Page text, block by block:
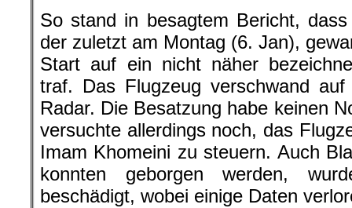
So stand in besagtem Bericht,
der zuletzt am Montag (6. Jan),
Start auf ein nicht näher
traf. Das Flugzeug verschwand
Radar. Die Besatzung habe keinen
versuchte allerdings noch, das
Imam Khomeini zu steuern. Auch
konnten geborgen werden,
beschädigt, wobei einige Daten